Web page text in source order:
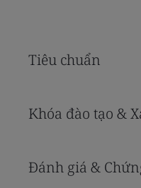
Tiêu chuẩn
Khóa đào tạo &
Đánh giá &